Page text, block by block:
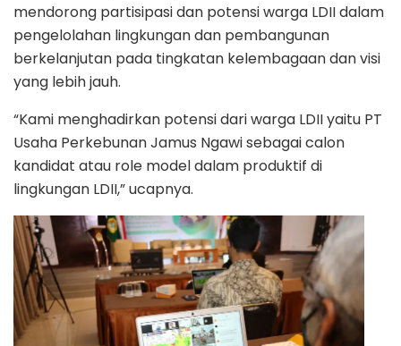
mendorong partisipasi dan potensi warga LDII dalam
pengelolahan lingkungan dan pembangunan
berkelanjutan pada tingkatan kelembagaan dan visi
yang lebih jauh.
“Kami menghadirkan potensi dari warga LDII yaitu PT
Usaha Perkebunan Jamus Ngawi sebagai calon
kandidat atau role model dalam produktif di
lingkungan LDII,” ucapnya.